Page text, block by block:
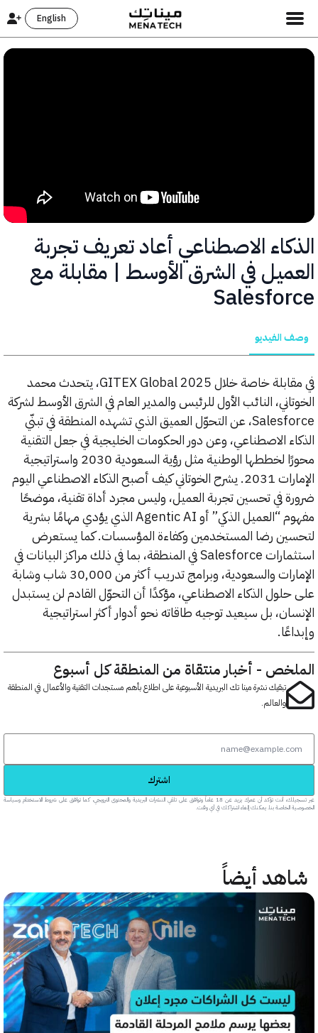
English
الاصطناعي أعاد تعريف تجربة
في الشرق الأوسط | مقابلة مع
في مقابلة خاصة خلال GITEX Global 2025، يتحدث محمد
النائب الأول للرئيس والمدير العام في الشرق الأوسط لشركة
Salesforce، عن التحوّل العميق الذي تشهده المنطقة في تبنّي
الاصطناعي، وعن دور الحكومات الخليجية في جعل التقنية
محورًا لخططها الوطنية مثل رؤية السعودية 2030 واستراتيجية
الإمارات 2031. يشرح الخوتاني كيف أصبح الذكاء الاصطناعي اليوم
في تحسين تجربة العميل، وليس مجرد أداة تقنية، موضحًا
مفهوم “العميل الذكي” أو Agentic AI الذي يؤدي مهامًا بشرية
رضا المستخدمين وكفاءة المؤسسات. كما يستعرض
استثمارات Salesforce في المنطقة، بما في ذلك مراكز البيانات في
الإمارات والسعودية، وبرامج تدريب أكثر من 30,000 شاب وشابة
الذكاء الاصطناعي، مؤكدًا أن التحوّل القادم لن يستبدل
بل سيعيد توجيه طاقاته نحو أدوار أكثر استراتيجية
- أخبار منتقاة من المنطقة كل أسبوع
تبقيك نشرة مينا تك البريدية الأسبوعية على اطلاع بأهم مستجدات التقنية والأعمال في المنطقة
والعالم.
عبر تسجيلك، أنت تؤكد أن عمرك يزيد عن 18 عاماً وتوافق على تلقي النشرات البريدية والمحتوى الترويجي، كما توافق على شروط الاستخدام وسياسة
بنا. يمكنك إلغاء اشتراكك في أي وقت.
أيضاً